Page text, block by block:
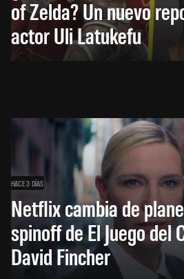
of Zelda? Un nuevo
actor Uli Latukefu
HACE 3 DÍAS
Netflix cambia de
spinoff de El Juego del
David Fincher